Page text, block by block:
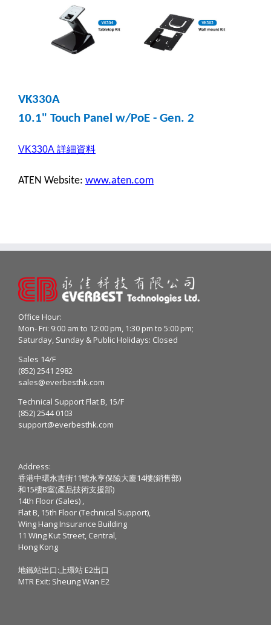
VK330A
10.1" Touch Panel w/PoE - Gen. 2
VK330A 詳細資料
ATEN Website: www.aten.com
Office Hour:
Mon- Fri: 9:00 am to 12:00 pm, 1:30 pm to 5:00 pm;
Saturday, Sunday & Public Holidays: Closed
Sales 14/F
(852) 2541 2982
sales@everbesthk.com
Technical Support Flat B, 15/F
(852) 2544 0103
support@everbesthk.com
Address:
香港中環永吉街11號永亨保險大廈14樓(銷售部)
和15樓B室(產品技術支援部)
14th Floor (Sales) ,
Flat B, 15th Floor (Technical Support),
Wing Hang Insurance Building
11 Wing Kut Street, Central,
Hong Kong
地鐵站出口:上環站 E2出口
MTR Exit: Sheung Wan E2